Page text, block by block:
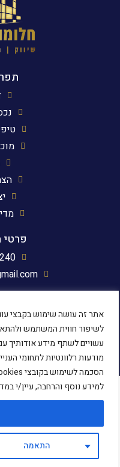
אתר זה עושה שימוש בקבצי
לשיפור חווית המשתמש
עשויים לשתף מידע אודותיך
מודעות רלוונטיות לתחומי
הסכמה לשימוש בקובצי Cookies בהתאם למדיניות שלנו.
למידע נוסף והרחבה, עיין/י
התאמה
האתר פותח ב
איכותיים